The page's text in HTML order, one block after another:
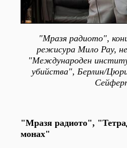
"Мразя радиото",
режисура Мило Рау,
"Международен
убийства", Берлин/
"Мразя радиото",
монах"